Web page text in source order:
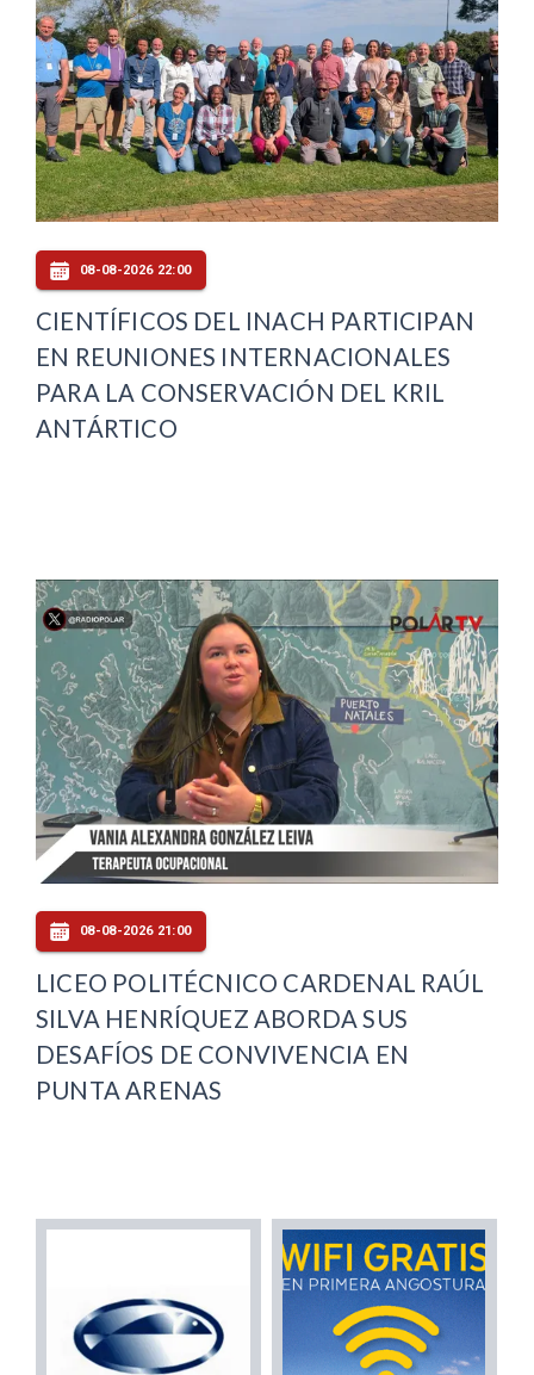
08-08-2026 22:00
CIENTÍFICOS DEL INACH PARTICIPAN
EN REUNIONES INTERNACIONALES
PARA LA CONSERVACIÓN DEL KRIL
ANTÁRTICO
08-08-2026 21:00
LICEO POLITÉCNICO CARDENAL RAÚL
SILVA HENRÍQUEZ ABORDA SUS
DESAFÍOS DE CONVIVENCIA EN
PUNTA ARENAS